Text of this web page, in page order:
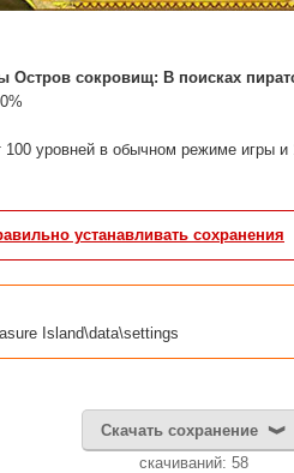
Остров сокровищ: В поисках
100 уровней в обычном режиме игры
устанавливать сохранения
Island\data\settings
Скачать сохранение
cкачиваний: 58